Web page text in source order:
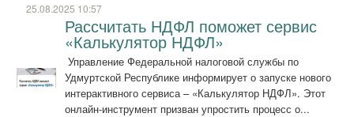
25.08.2025 10:57
Рассчитать НДФЛ поможет сервис
«Калькулятор НДФЛ»
Управление Федеральной налоговой службы по
Удмуртской Республике информирует о запуске нового
интерактивного сервиса – «Калькулятор НДФЛ». Этот
онлайн-инструмент призван упростить процесс о...